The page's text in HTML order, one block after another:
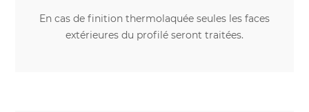
En cas de finition thermolaquée seules les faces
extérieures du profilé seront traitées.